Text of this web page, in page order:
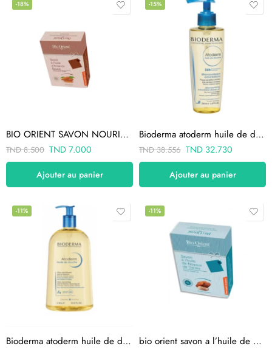
-18%
BIO ORIENT SAVON NOURISSANT À L’HUILE D’AMANDE DOUCE 90 gr
TND8.500 TND7.000
Ajouter au panier
-15%
Bioderma atoderm huile de douche 200ml
TND38.556 TND 32.730
Ajouter au panier
-11%
Bioderma atoderm huile de douche 1l
-11%
bio orient savon a l’huile de noyaux de dattes